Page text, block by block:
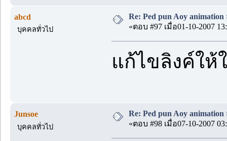
abcd
บุคคลทั่วไป
Re: Ped pun Aoy
«ตอบ #97 เมื่อ01-10-2007
แก้ไขลิงค์ใ
Junsoe
บุคคลทั่วไป
Re: Ped pun Aoy
«ตอบ #98 เมื่อ07-10-2007